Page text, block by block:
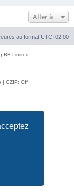
Aller à
au format UTC+02:00
Limited
| GZIP: Off